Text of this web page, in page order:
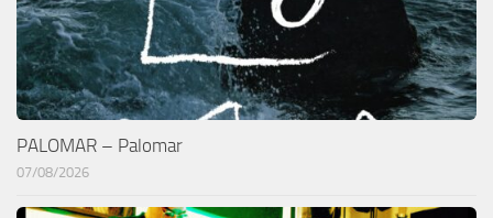
PALOMAR – Palomar
07/08/2026